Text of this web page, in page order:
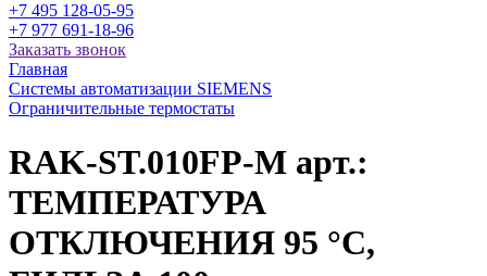
+7 495 128-05-95
+7 977 691-18-96
Заказать звонок
Главная
Системы автоматизации SIEMENS
Ограничительные термостаты
RAK-ST.010FP-M арт.:
ТЕМПЕРАТУРА
ОТКЛЮЧЕНИЯ 95 °C,